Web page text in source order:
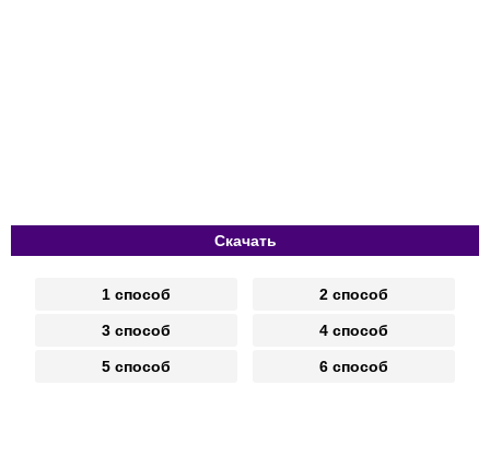
Скачать
1 способ 2 способ
3 способ 4 способ
5 способ 6 способ